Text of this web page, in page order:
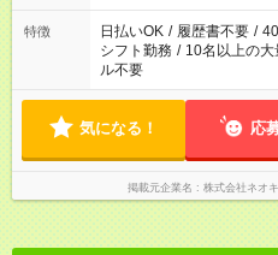
特徴 日払いOK / 履歴書不要 /
シフト勤務 / 10名以上の大
ル不要
気になる！ 応
掲載元企業名 株式会社ネオ